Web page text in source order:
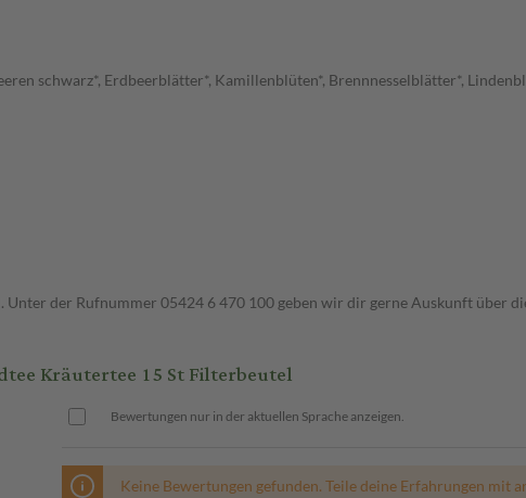
schwarz*, Erdbeerblätter*, Kamillenblüten*, Brennnesselblätter*,
der Rufnummer 05424 6 470 100 geben wir dir gerne Auskunft über
Kräutertee 15 St Filterbeutel
Bewertungen nur in der aktuellen Sprache anzeigen.
Keine Bewertungen gefunden. Teile deine Erfahrungen mit